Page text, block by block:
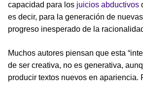
capacidad para los juicios abductivos
es decir, para la generación de
progreso inesperado de la
Muchos autores piensan que esta
de ser creativa, no es generativa,
producir textos nuevos en apariencia.